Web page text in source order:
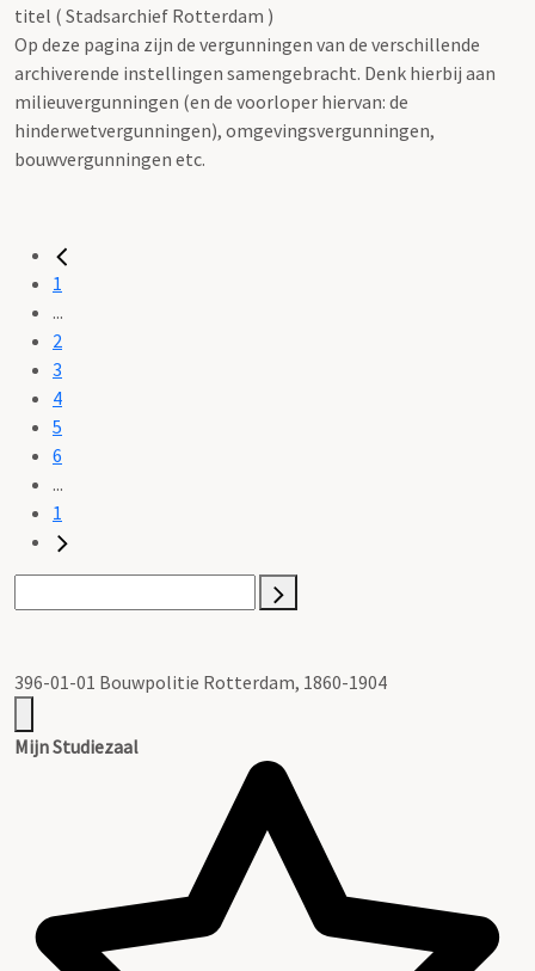
titel ( Stadsarchief Rotterdam )
Op deze pagina zijn de vergunningen van de verschillende
archiverende instellingen samengebracht. Denk hierbij aan
milieuvergunningen (en de voorloper hiervan: de
hinderwetvergunningen), omgevingsvergunningen,
bouwvergunningen etc.
1
...
2
3
4
5
6
...
1
396-01-01 Bouwpolitie Rotterdam, 1860-1904
Mijn Studiezaal